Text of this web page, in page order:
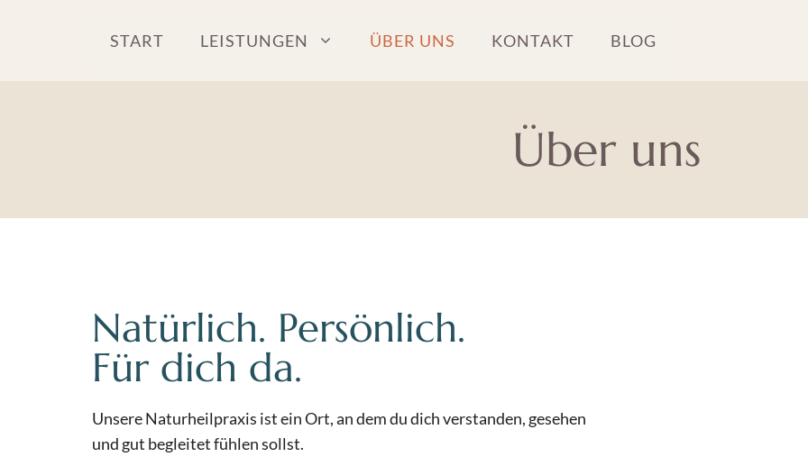
START LEISTUNGEN ÜBER UNS KONTAKT BLOG
Über uns
Natürlich. Persönlich.
Für dich da.
Unsere Naturheilpraxis ist ein Ort, an dem du dich verstanden, gesehen
und gut begleitet fühlen sollst.